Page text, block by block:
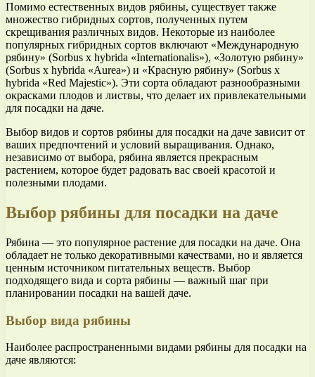
Помимо естественных видов рябины, существует также
множество гибридных сортов, полученных путем
скрещивания различных видов. Некоторые из наиболее
популярных гибридных сортов включают «Международную
рябину» (Sorbus x hybrida «Internationalis»), «Золотую рябину»
(Sorbus x hybrida «Aurea») и «Красную рябину» (Sorbus x
hybrida «Red Majestic»). Эти сорта обладают разнообразными
окрасками плодов и листвы, что делает их привлекательными
для посадки на даче.
Выбор видов и сортов рябины для посадки на даче зависит от
ваших предпочтений и условий выращивания. Однако,
независимо от выбора, рябина является прекрасным
растением, которое будет радовать вас своей красотой и
полезными плодами.
Выбор рябины для посадки на даче
Рябина — это популярное растение для посадки на даче. Она
обладает не только декоративными качествами, но и является
ценным источником питательных веществ. Выбор
подходящего вида и сорта рябины — важный шаг при
планировании посадки на вашей даче.
Выбор вида рябины
Наиболее распространенными видами рябины для посадки на
даче являются: